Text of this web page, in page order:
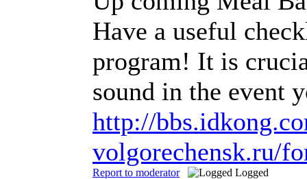
Have a useful
program! It is
sound in the event
http://
volgorechensk.ru/
Report to moderator Logged